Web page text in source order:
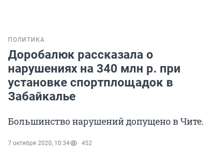
ПОЛИТИКА
Доробалюк рассказала о
нарушениях на 340 млн р. при
установке спортплощадок в
Забайкалье
Большинство нарушений допущено в Чите.
7 октября 2020, 10:34 452